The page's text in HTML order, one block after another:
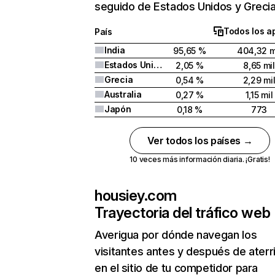
seguido de Estados Unidos y
País
Todos los
India
95,65 %
404,32
Estados Unidos
2,05 %
8,65 mil
Grecia
0,54 %
2,29 mil
Australia
0,27 %
1,15 mil
Japón
0,18 % 773
Ver todos los países →
10 veces más información diaria. ¡Gratis!
housiey.com
Trayectoria del tráfico web
Averigua por dónde navegan los
visitantes antes y después de
en el sitio de tu competidor para